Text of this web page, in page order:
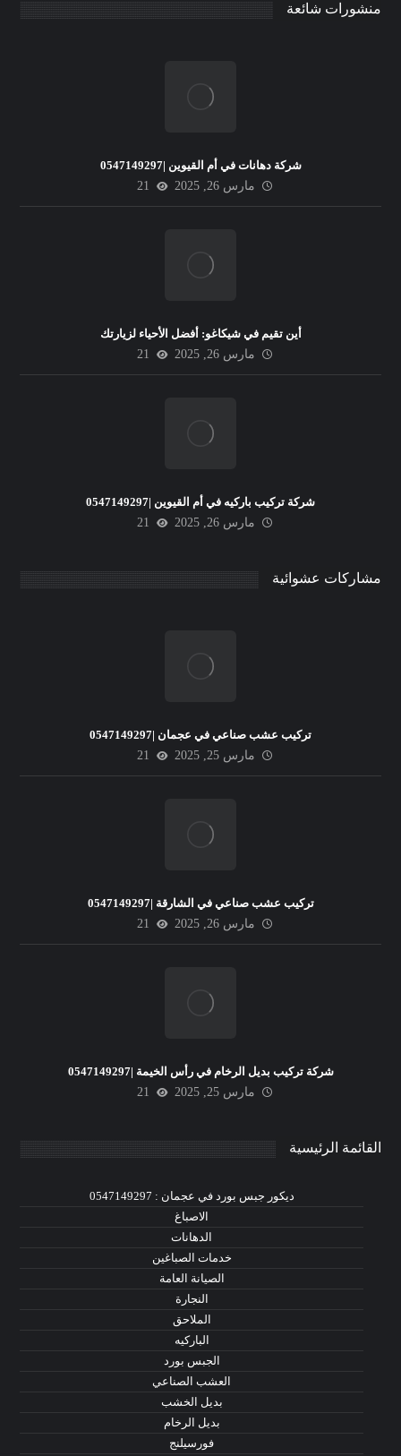
منشورات شائعة
شركة دهانات في أم القيوين |0547149297
مارس 26, 2025
21
أين تقيم في شيكاغو: أفضل الأحياء لزيارتك
مارس 26, 2025
21
شركة تركيب باركيه في أم القيوين |0547149297
مارس 26, 2025
21
مشاركات عشوائية
تركيب عشب صناعي في عجمان |0547149297
مارس 25, 2025
21
تركيب عشب صناعي في الشارقة |0547149297
مارس 26, 2025
21
شركة تركيب بديل الرخام في رأس الخيمة |0547149297
مارس 25, 2025
21
القائمة الرئيسية
ديكور جبس بورد في عجمان : 0547149297
الاصباغ
الدهانات
خدمات الصباغين
الصيانة العامة
النجارة
الملاحق
الباركيه
الجبس بورد
العشب الصناعي
بديل الخشب
بديل الرخام
فورسيلنج